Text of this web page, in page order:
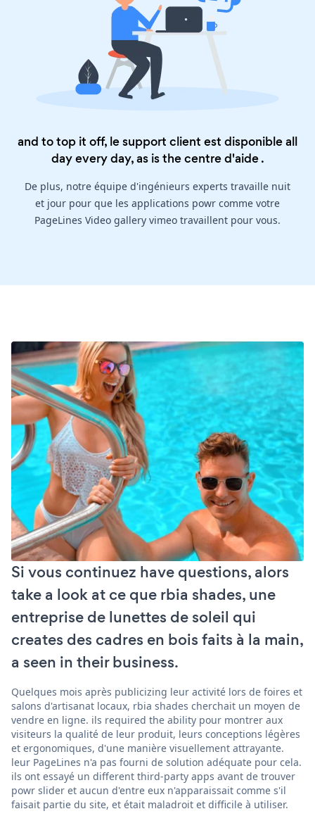
and to top it off, le support client est disponible all
day every day, as is thecentre d'aide.
De plus, notre équipe d'ingénieurs experts travaille nuit
et jour pour que les applications powr comme votre
PageLines Video gallery vimeo travaillent pour vous.
Si vous continuez have questions, alors
take a look at ce que rbia shades, une
entreprise de lunettes de soleil qui
creates des cadres en bois faits à la main,
a seen in their business.
Quelques mois après publicizing leur activité lors de foires et
salons d'artisanat locaux, rbia shades cherchait un moyen de
vendre en ligne. ils required the ability pour montrer aux
visiteurs la qualité de leur produit, leurs conceptions légères
et ergonomiques, d'une manière visuellement attrayante.
leur PageLines n'a pas fourni de solution adéquate pour cela.
ils ont essayé un different third-party apps avant de trouver
powr slider et aucun d'entre eux n'apparaissait comme s'il
faisait partie du site, et était maladroit et difficile à utiliser.